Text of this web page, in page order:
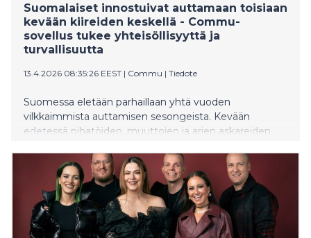
Suomalaiset innostuivat auttamaan toisiaan
kevään kiireiden keskellä - Commu-
sovellus tukee yhteisöllisyyttä ja
turvallisuutta
13.4.2026 08:35:26 EEST | Commu | Tiedote
Suomessa eletään parhaillaan yhtä vuoden
vilkkaimmista auttamisen sesongeista. Kevään
edetessä pihatöiden, muuttojen ja arjen askareiden
toisiaan. Tuore data Commu-sovelluksesta osoittaa,
että suomalaisten keskinäinen apu on nyt selvässä
kasvussa.